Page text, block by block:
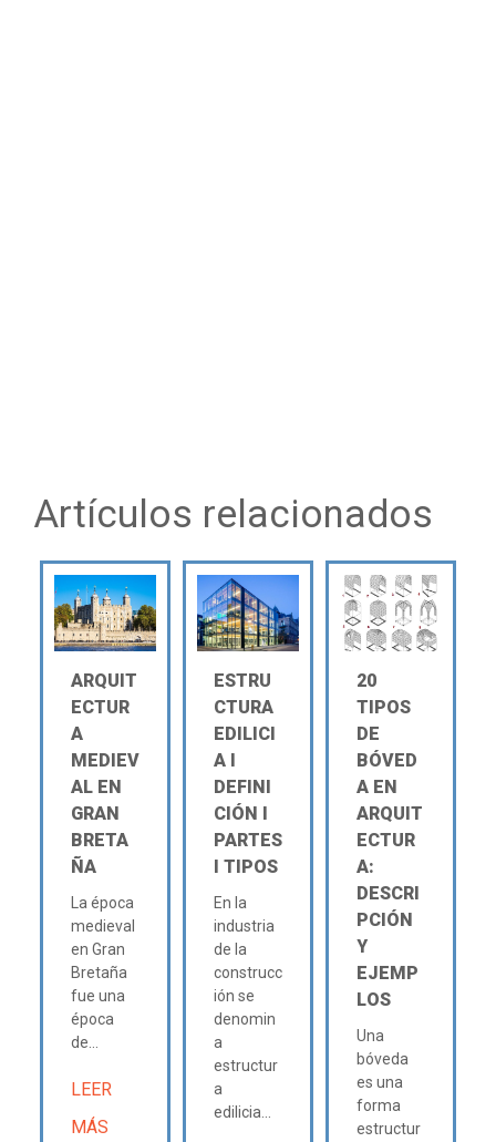
Artículos relacionados
ARQUIT
ECTUR
A
MEDIEV
AL EN
GRAN
BRETA
ÑA
La época
medieval
en Gran
Bretaña
fue una
época
de...
LEER
MÁS
ESTRU
CTURA
EDILICI
A Ι
DEFINI
CIÓN Ι
PARTES
Ι TIPOS
En la
industria
de la
construcc
ión se
denomin
a
estructur
a
edilicia...
20
TIPOS
DE
BÓVED
A EN
ARQUIT
ECTUR
A:
DESCRI
PCIÓN
Y
EJEMP
LOS
Una
bóveda
es una
forma
estructur